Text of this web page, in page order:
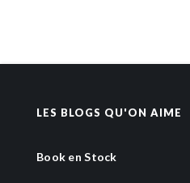
LES BLOGS QU'ON AIME
Book en Stock